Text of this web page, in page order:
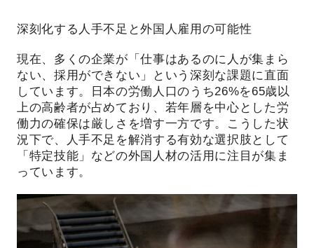
深刻化する人手不足と外国人雇用の可能性
現在、多くの企業が「仕事はあるのに人が集まら
ない、採用ができない」という深刻な課題に直面
しています。日本の労働人口のうち26%を65歳以
上の高齢者が占めており、若年層を中心とした労
働力の確保は厳しさを増す一方です。こうした状
況下で、人手不足を解消する有効な選択肢として
「特定技能」などの外国人材の活用に注目が集ま
っています。